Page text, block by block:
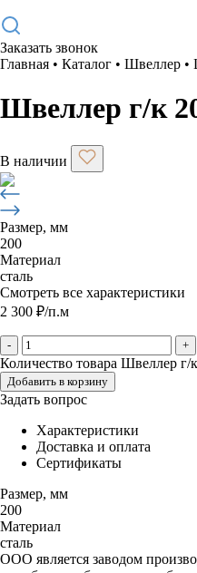
Заказать звонок
Главная • Каталог • Швеллер •
Швеллер г/к
В наличии
Размер, мм
200
Материал
сталь
Смотреть все характеристики
2 300 ₽/п.м
- +
Количество товара Швеллер г/
Добавить в корзину
Задать вопрос
Характеристики
Доставка и оплата
Сертификаты
Размер, мм
200
Материал
сталь
ООО является заводом